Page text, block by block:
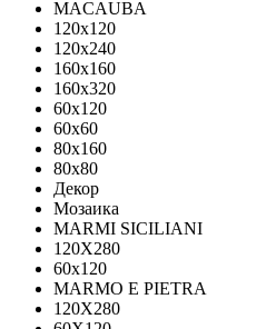
MACAUBA
120x120
120x240
160x160
160x320
60x120
60x60
80x160
80x80
Декор
Мозаика
MARMI SICILIANI
120Х280
60x120
MARMO E PIETRA
120X280